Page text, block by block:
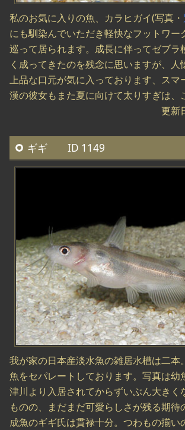
私のお気に入りの魚、カラヒガイ(写真・
にも馴染んでいただき軽快なフットワー
巡って居られます。成長に伴ってゼブラ
く成ってきたのを残念に思いますが、人
上品な口元が気に入っております、スマ
漢の彼女もまた夏に向けて太りすぎは、
更新
ギギ ID 1149
我が家の日本産淡水魚の雑居水槽は二本
魚をセパレートしております。写真は幼
津川より入居されてからずいぶん大きく
ものの、まだまだ可愛らしさが残る期待
成魚のギギ氏は貫禄十分。つわもの揃い